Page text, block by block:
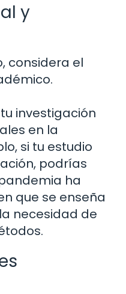
y
considera el
investigación
en la
si tu estudio
podrías
ha
que se enseña
necesidad de